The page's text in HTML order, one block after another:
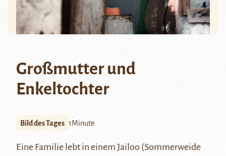
Großmutter und
Enkeltochter
Bild des Tages 1Minute
Eine Familie lebt in einem Jailoo (Sommerweide